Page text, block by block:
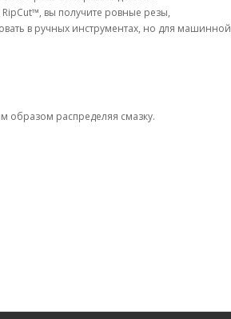
вы получите ровные резы,
в ручных инструментах, но для машинной
образом распределяя смазку.